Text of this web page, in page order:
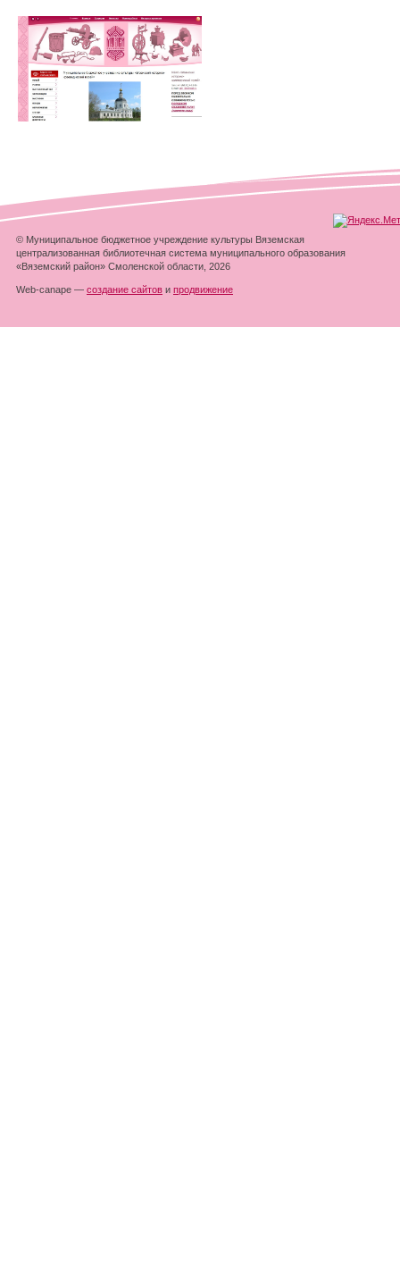
© Муниципальное бюджетное учреждение культуры Вяземская
централизованная библиотечная система муниципального образования
«Вяземский район» Смоленской области, 2026
Web-canape — создание сайтов и продвижение